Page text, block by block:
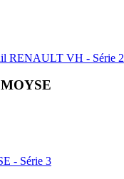
RENAULT VH - Série 2
- Série 3